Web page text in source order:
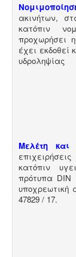
ακινήτων,
κατόπιν
προχωρήσει
έχει εκδοθεί
υδροληψίας
Μελέτη και
κατόπιν
πρότυπα DIN
υποχρεωτική
47829 / 17.